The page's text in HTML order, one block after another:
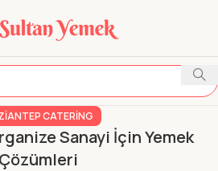
CATERING
Sanayi İçin Yemek
Çözümleri